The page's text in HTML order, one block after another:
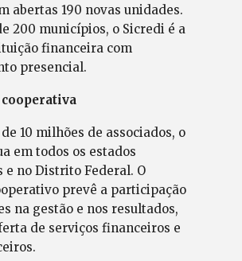
abertas 190 novas unidades.
200 municípios, o Sicredi é a
financeira com
presencial.
10 milhões de associados, o
em todos os estados
e no Distrito Federal. O
prevê a participação
na gestão e nos resultados,
de serviços financeiros e